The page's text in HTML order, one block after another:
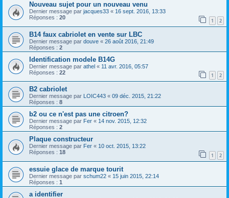
Nouveau sujet pour un nouveau venu
Dernier message par jacques33 « 16 sept. 2016, 13:33
Réponses : 20 1 2
B14 faux cabriolet en vente sur LBC
Dernier message par douve « 26 août 2016, 21:49
Réponses : 2
Identification modele B14G
Dernier message par athel « 11 avr. 2016, 05:57
Réponses : 22 1 2
B2 cabriolet
Dernier message par LOIC443 « 09 déc. 2015, 21:22
Réponses : 8
b2 ou ce n'est pas une citroen?
Dernier message par Fer « 14 nov. 2015, 12:32
Réponses : 2
Plaque constructeur
Dernier message par Fer « 10 oct. 2015, 13:22
Réponses : 18 1 2
essuie glace de marque tourit
Dernier message par schum22 « 15 juin 2015, 22:14
Réponses : 1
a identifier